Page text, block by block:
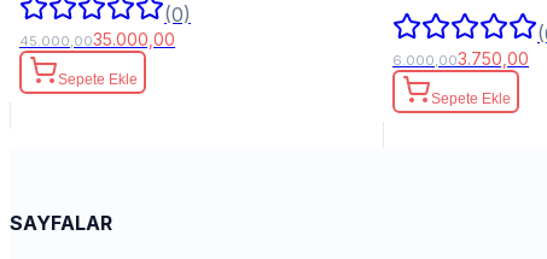
(0)
45.000,0035.000,00
Sepete Ekle
6.000,003.750,00
Sepete Ekle
SAYFALAR